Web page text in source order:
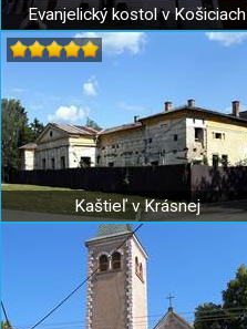
Evanjelický kostol v Košiciach
Kaštieľ v Krásnej